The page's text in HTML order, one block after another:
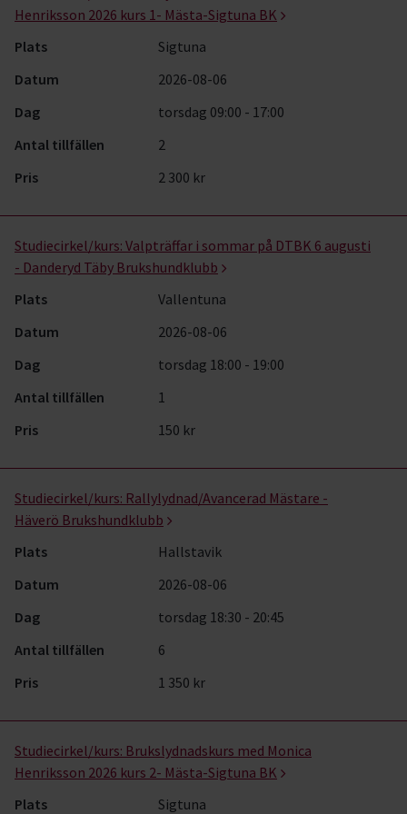
Henriksson 2026 kurs 1- Mästa-Sigtuna BK
Plats
Sigtuna
Datum
2026-08-06
Dag
torsdag 09:00 - 17:00
Antal tillfällen
2
Pris
2 300 kr
Studiecirkel/kurs: Valpträffar i sommar på DTBK 6 augusti
- Danderyd Täby Brukshundklubb
Plats
Vallentuna
Datum
2026-08-06
Dag
torsdag 18:00 - 19:00
Antal tillfällen
1
Pris
150 kr
Studiecirkel/kurs: Rallylydnad/Avancerad Mästare -
Häverö Brukshundklubb
Plats
Hallstavik
Datum
2026-08-06
Dag
torsdag 18:30 - 20:45
Antal tillfällen
6
Pris
1 350 kr
Studiecirkel/kurs: Brukslydnadskurs med Monica
Henriksson 2026 kurs 2- Mästa-Sigtuna BK
Plats
Sigtuna